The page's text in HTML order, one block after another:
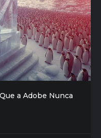
a Adobe Nunca